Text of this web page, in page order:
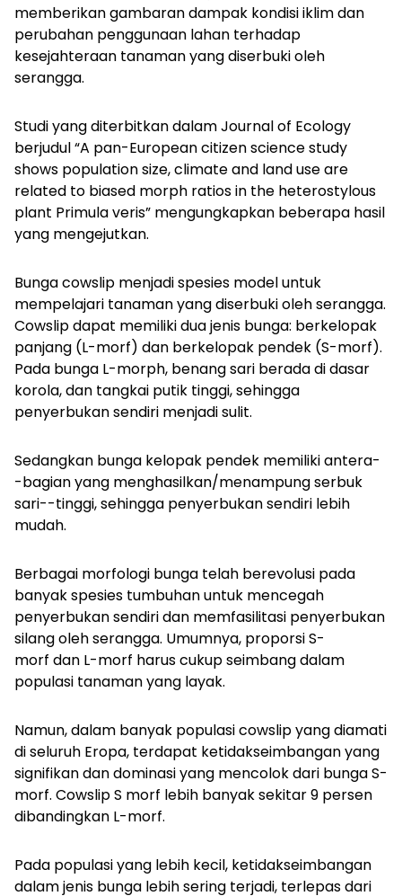
memberikan gambaran dampak kondisi iklim dan
perubahan penggunaan lahan terhadap
kesejahteraan tanaman yang diserbuki oleh
serangga.
Studi yang diterbitkan dalam Journal of Ecology
berjudul “A pan-European citizen science study
shows population size, climate and land use are
related to biased morph ratios in the heterostylous
plant Primula veris” mengungkapkan beberapa hasil
yang mengejutkan.
Bunga cowslip menjadi spesies model untuk
mempelajari tanaman yang diserbuki oleh serangga.
Cowslip dapat memiliki dua jenis bunga: berkelopak
panjang (L-morf) dan berkelopak pendek (S-morf).
Pada bunga L-morph, benang sari berada di dasar
korola, dan tangkai putik tinggi, sehingga
penyerbukan sendiri menjadi sulit.
Sedangkan bunga kelopak pendek memiliki antera-
-bagian yang menghasilkan/menampung serbuk
sari--tinggi, sehingga penyerbukan sendiri lebih
mudah.
Berbagai morfologi bunga telah berevolusi pada
banyak spesies tumbuhan untuk mencegah
penyerbukan sendiri dan memfasilitasi penyerbukan
silang oleh serangga. Umumnya, proporsi S-
morf dan L-morf harus cukup seimbang dalam
populasi tanaman yang layak.
Namun, dalam banyak populasi cowslip yang diamati
di seluruh Eropa, terdapat ketidakseimbangan yang
signifikan dan dominasi yang mencolok dari bunga S-
morf. Cowslip S morf lebih banyak sekitar 9 persen
dibandingkan L-morf.
Pada populasi yang lebih kecil, ketidakseimbangan
dalam jenis bunga lebih sering terjadi, terlepas dari